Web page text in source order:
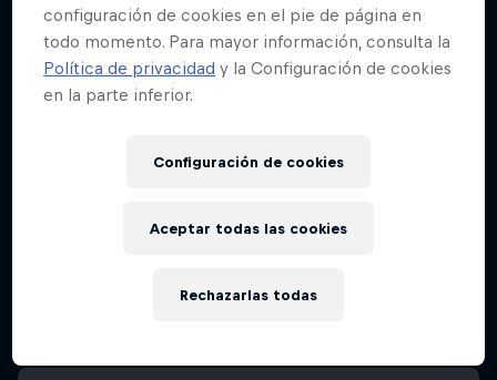
configuración de cookies en el pie de página en
todo momento. Para mayor información, consulta la
Política de privacidad y la Configuración de cookies
en la parte inferior.
Configuración de cookies
Rechazarlas todas
Aceptar todas las cookies